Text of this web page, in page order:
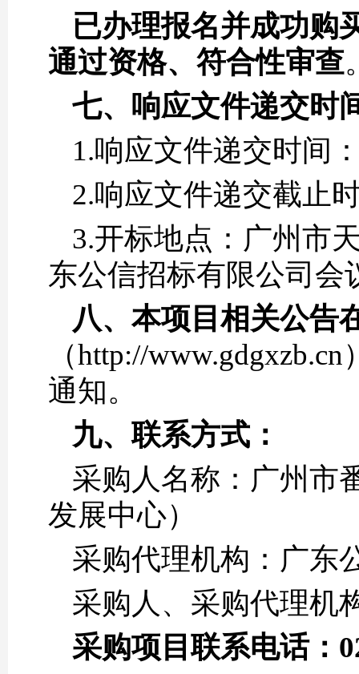
已办理报名并成功购
通过资格、符合性审查
七、 响应文件递交时
1.响应文件递交时间
2.响应文件递交截止
3.开标地点：广州市
东公信招标有限公司会
八、 本项目相关公告
（http://
通知。
九、联系方式 ：
采购人名称：广州市
发展中心）
采购代理机构：广东
采购人、采购代理机
采购项目联系电话：